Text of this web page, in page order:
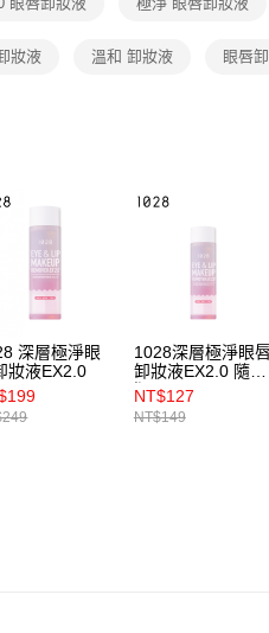
妝液 溫和 卸妝液 眼唇
深層極淨眼
妝液EX2.0
1028深層極淨眼
卸妝液EX2.0 隨行
版50ml
NT$127
NT$149